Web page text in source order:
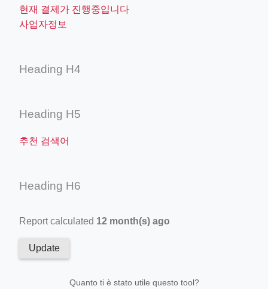
현재 결제가 진행중입니다
사업자정보
Heading H4
Heading H5
추천 검색어
Heading H6
Report calculated 12 month(s) ago
Update
Quanto ti è stato utile questo tool?